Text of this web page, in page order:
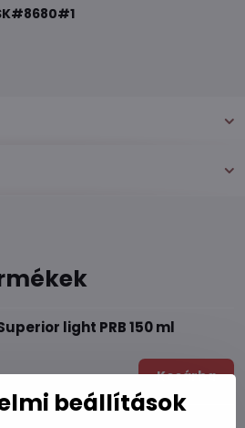
light PRB 150 ml
Kosárba
beállítások